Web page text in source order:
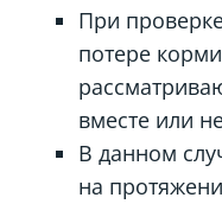
При
потере
вместе или
В данном
на